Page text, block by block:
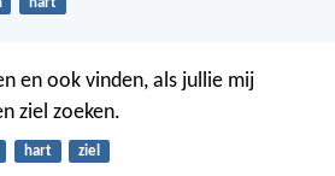
hart
en ook vinden, als jullie mij
ziel zoeken.
hart ziel